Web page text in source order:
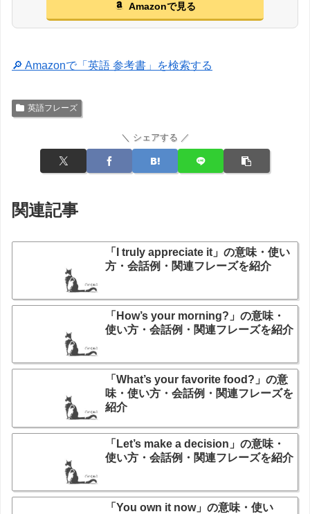
Amazonで見る
🔎 Amazonで「英語 参考書」を検索する
英語フレーズ
＼ シェアする ／
関連記事
「I truly appreciate it」の意味・使い
方・会話例・関連フレーズを紹介
「How’s your morning?」の意味・
使い方・会話例・関連フレーズを紹介
「What’s your favorite food?」の意
味・使い方・会話例・関連フレーズを
紹介
「Let’s make a decision」の意味・
使い方・会話例・関連フレーズを紹介
「You own it now」の意味・使い